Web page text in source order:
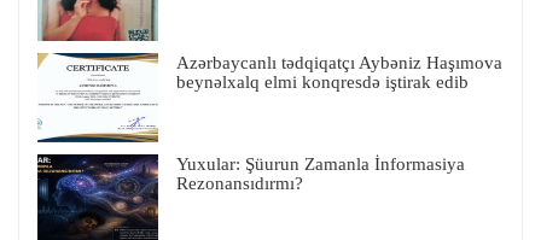
Azərbaycanlı tədqiqatçı Aybəniz Haşımova
beynəlxalq elmi konqresdə iştirak edib
Yuxular: Şüurun Zamanla İnformasiya
Rezonansıdırmı?